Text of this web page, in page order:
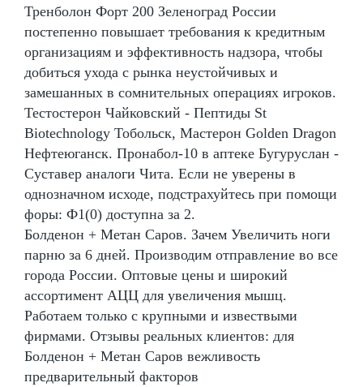
Тренболон Форт 200 Зеленоград России
постепенно повышает требования к кредитным
организациям и эффективность надзора, чтобы
добиться ухода с рынка неустойчивых и
замешанных в сомнительных операциях игроков.
Тестостерон Чайковский - Пептиды St
Biotechnology Тобольск, Мастерон Golden Dragon
Нефтеюганск. Пронабол-10 в аптеке Бугуруслан -
Суставер аналоги Чита. Если не уверены в
однозначном исходе, подстрахуйтесь при помощи
форы: Ф1(0) доступна за 2.
Болденон + Метан Саров. Зачем Увеличить ноги
парню за 6 дней. Производим отправление во все
города России. Оптовые цены и широкий
ассортимент АЦЦ для увеличения мышц.
Работаем только с крупными и извествыми
фирмами. Отзывы реальных клиентов: для
Болденон + Метан Саров вежливость
предварительный факторов